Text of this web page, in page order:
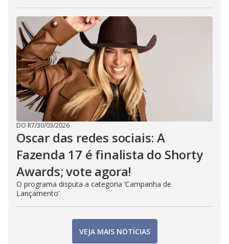
DO R7/30/03/2026
Oscar das redes sociais: A
Fazenda 17 é finalista do Shorty
Awards; vote agora!
O programa disputa a categoria ‘Campanha de
Lançamento’
VEJA MAIS NOTÍCIAS